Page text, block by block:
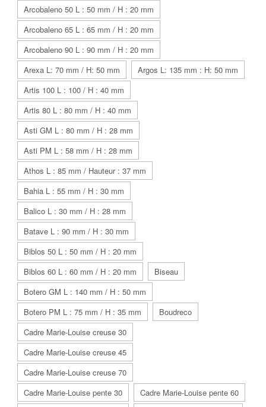
Arcobaleno 50 L : 50 mm / H : 20 mm
Arcobaleno 65 L : 65 mm / H : 20 mm
Arcobaleno 90 L : 90 mm / H : 20 mm
Arexa L: 70 mm / H: 50 mm
Argos L: 135 mm : H: 50 mm
Artis 100 L : 100 / H : 40 mm
Artis 80 L : 80 mm / H : 40 mm
Asti GM L : 80 mm / H : 28 mm
Asti PM L : 58 mm / H : 28 mm
Athos L : 85 mm / Hauteur : 37 mm
Bahia L : 55 mm / H : 30 mm
Balico L : 30 mm / H : 28 mm
Batave L : 90 mm / H : 30 mm
Biblos 50 L : 50 mm / H : 20 mm
Biblos 60 L : 60 mm / H : 20 mm
Biseau
Botero GM L : 140 mm / H : 50 mm
Botero PM L : 75 mm / H : 35 mm
Boudreco
Cadre Marie-Louise creuse 30
Cadre Marie-Louise creuse 45
Cadre Marie-Louise creuse 70
Cadre Marie-Louise pente 30
Cadre Marie-Louise pente 60